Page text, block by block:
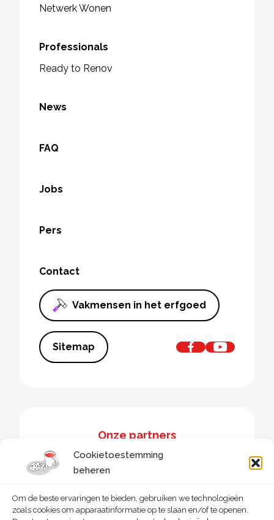
Cookietoestemming
beheren
Om de beste ervaringen te bieden, gebruiken we technologieën
zoals cookies om apparaatinformatie op te slaan en/of te openen.
Netwerk Wonen
Professionals
Ready to Renov
News
FAQ
Jobs
Pers
Contact
Vakmensen in het erfgoed
Sitemap
Onze partners